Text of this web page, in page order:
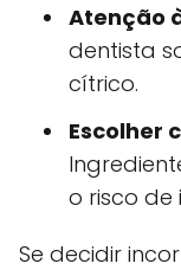
Atenção
dentista
cítrico.
Escolher
o risco de
Se decidir